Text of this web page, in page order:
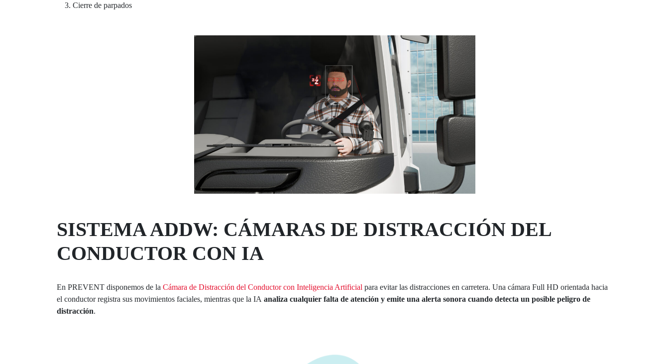
Cierre de parpados
SISTEMA ADDW: CÁMARAS DE DISTRACCIÓN DEL
CONDUCTOR CON IA
En PREVENT disponemos de la Cámara de Distracción del Conductor con Inteligencia Artificial para evitar las distracciones en carretera. Una cámara Full HD orientada hacia
el conductor registra sus movimientos faciales, mientras que la IA analiza cualquier falta de atención y emite una alerta sonora cuando detecta un posible peligro de
distracción.